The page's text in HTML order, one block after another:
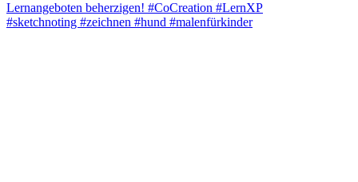
#sketchnoting #zeichnen #hund #malenfürkinder